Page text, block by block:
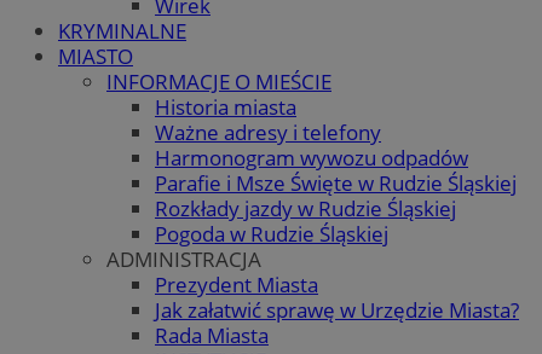
KRYMINALNE
MIASTO
INFORMACJE O MIEŚCIE
Historia miasta
Ważne adresy i telefony
Harmonogram wywozu odpadów
Parafie i Msze Święte w Rudzie Śląskiej
Rozkłady jazdy w Rudzie Śląskiej
Pogoda w Rudzie Śląskiej
ADMINISTRACJA
Prezydent Miasta
Jak załatwić sprawę w Urzędzie Miasta?
Rada Miasta